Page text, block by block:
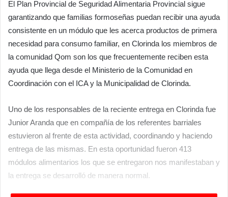
El Plan Provincial de Seguridad Alimentaria Provincial sigue
garantizando que familias formoseñas puedan recibir una ayuda
consistente en un módulo que les acerca productos de primera
necesidad para consumo familiar, en Clorinda los miembros de
la comunidad Qom son los que frecuentemente reciben esta
ayuda que llega desde el Ministerio de la Comunidad en
Coordinación con el ICA y la Municipalidad de Clorinda.
Uno de los responsables de la reciente entrega en Clorinda fue
Junior Aranda que en compañía de los referentes barriales
estuvieron al frente de esta actividad, coordinando y haciendo
entrega de las mismas. En esta oportunidad fueron 413
módulos alimentarios los que se entregaron nos manifestaban y
la entrega se desarrolló de manera normal.